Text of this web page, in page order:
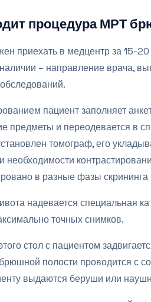
процедура МРТ
приехать в медцентр за 15-
– направление врача,
пациент заполняет
предметы и переодевается в
томограф, его
необходимости
в разные фазы скрининга
надевается специальная
точных снимков.
стол с пациентом
полости проводится с
выдаются беруши или